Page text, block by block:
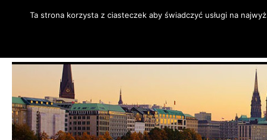
PrzejdźTa strona korzysta z ciasteczek aby świadczyć usługi na